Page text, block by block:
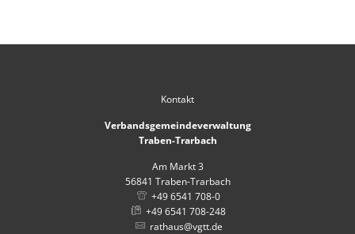
Kontakt
Verbandsgemeindeverwaltung
Traben-Trarbach
Am Markt 3
56841 Traben-Trarbach
+49 6541 708-0
+49 6541 708-248
rathaus@vgtt.de